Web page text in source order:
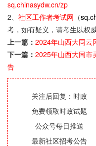
sq.chinasydw.cn/zp
2、 社区工作者考试网 （
考，如有疑义，请考生以权
上一篇： 2024年山西大同云
下一篇： 2025年山西大同市
告
关注后回复：时政
免费领取时政试题
公众号每日推送
最新社区招考公告